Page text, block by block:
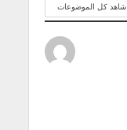
شاهد كل الموضوعات